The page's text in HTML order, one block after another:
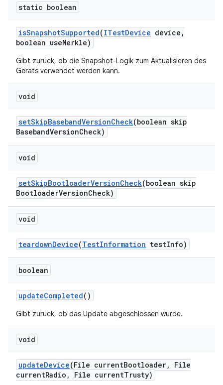
static boolean
isSnapshotSupported(ITestDevice device ,
boolean useMerkle)
Gibt zurück, ob die Snapshot-Logik zum Aktualisieren des
Geräts verwendet werden kann.
void
setSkipBasebandVersionCheck(boolean skip
BasebandVersionCheck)
void
setSkipBootloaderVersionCheck(boolean skip
BootloaderVersionCheck)
void
teardownDevice(TestInformation testInfo)
boolean
updateCompleted()
Gibt zurück, ob das Update abgeschlossen wurde.
void
updateDevice(File currentBootloader,
File
currentRadio , File currentTrusty)